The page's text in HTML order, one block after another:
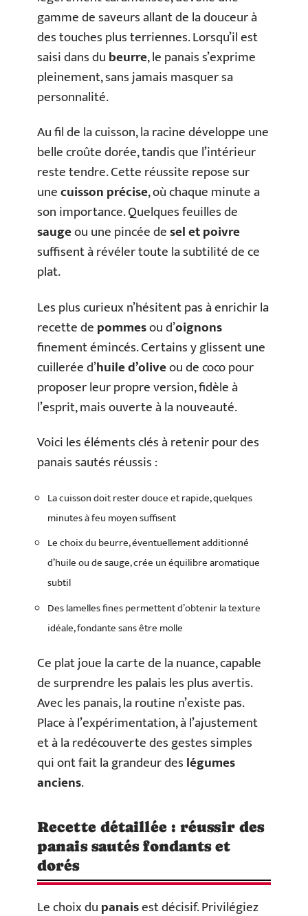
gamme de saveurs allant de la douceur à
des touches plus terriennes. Lorsqu’il est
saisi dans dubeurre, le panais s’exprime
pleinement, sans jamais masquer sa
personnalité.
Au fil de la cuisson, la racine développe une
belle croûte dorée, tandis que l’intérieur
reste tendre. Cette réussite repose sur
unecuisson précise, où chaque minute a
son importance. Quelques feuilles de
saugeou une pincée desel et poivre
suffisent à révéler toute la subtilité de ce
plat.
Les plus curieux n’hésitent pas à enrichir la
recette depommesou d’oignons
finement émincés. Certains y glissent une
cuillerée d’huile d’oliveou de coco pour
proposer leur propre version, fidèle à
l’esprit, mais ouverte à la nouveauté.
Voici les éléments clés à retenir pour des
panais sautés réussis :
La cuisson doit rester douce et rapide, quelques
minutes à feu moyen suffisent
Le choix du beurre, éventuellement additionné
d’huile ou de sauge, crée un équilibre aromatique
subtil
Des lamelles fines permettent d’obtenir la texture
idéale, fondante sans être molle
Ce plat joue la carte de la nuance, capable
de surprendre les palais les plus avertis.
Avec les panais, la routine n’existe pas.
Place à l’expérimentation, à l’ajustement
et à la redécouverte des gestes simples
qui ont fait la grandeur deslégumes
anciens.
Recette détaillée : réussir des
panais sautés fondants et
dorés
Le choix dupanaisest décisif. Privilégiez